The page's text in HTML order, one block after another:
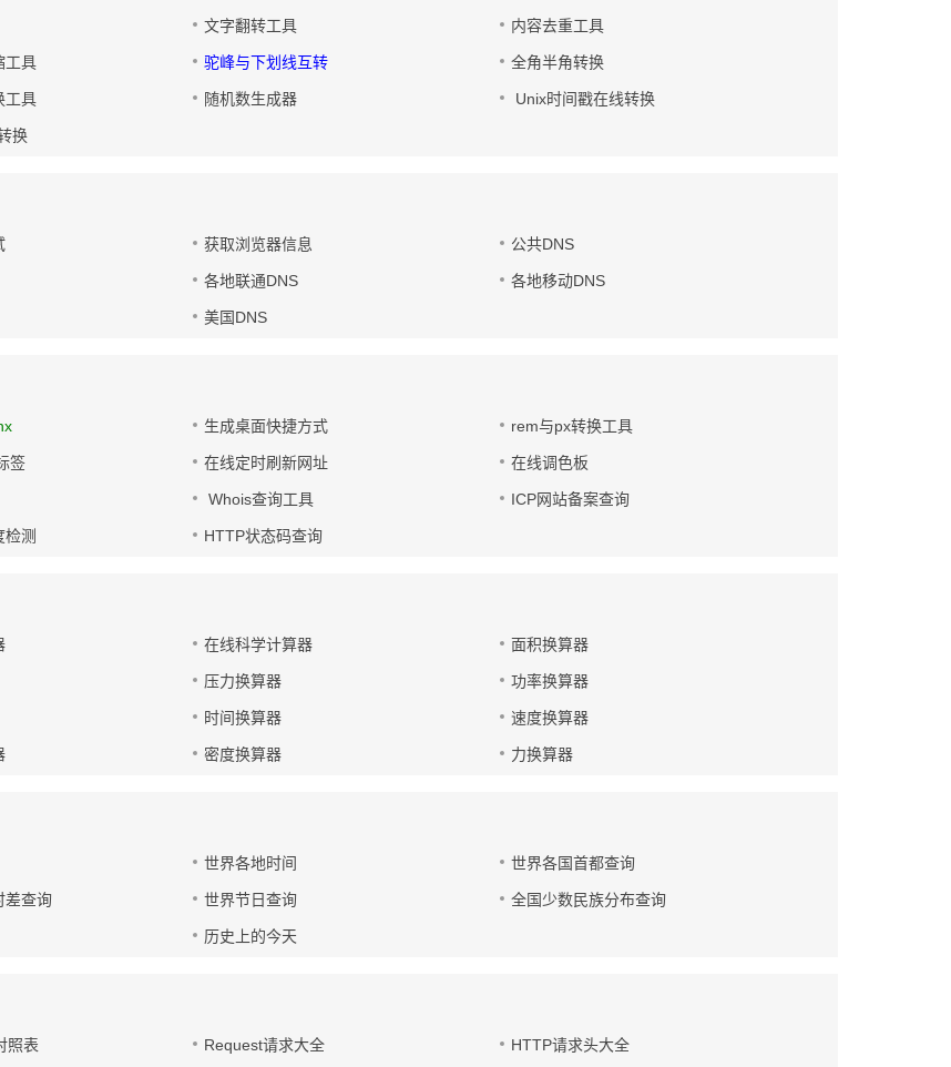
文字翻转工具 内容去重工具
工具 驼峰与下划线互转 全角半角转换
工具 随机数生成器 Unix时间戳在线转换
换
获取浏览器信息 公共DNS
各地联通DNS 各地移动DNS
美国DNS
生成桌面快捷方式 rem与px转换工具
签 在线定时刷新网址 在线调色板
Whois查询工具 ICP网站备案查询
检测 HTTP状态码查询
在线科学计算器 面积换算器
压力换算器 功率换算器
时间换算器 速度换算器
密度换算器 力换算器
世界各地时间 世界各国首都查询
差查询 世界节日查询 全国少数民族分布查询
历史上的今天
照表 Request请求大全 HTTP请求头大全